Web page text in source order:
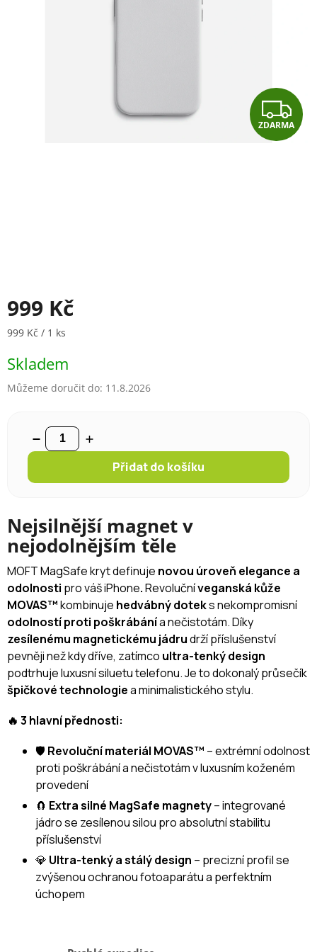
Z
D
ZDARMA
999 Kč
Měrná cena:
999 Kč / 1 ks
Skladem
Můžeme doručit do: 11.8.2026
Přidat do košíku
Nejsilnější magnet v
nejodolnějším těle
MOFT MagSafe kryt definuje novou úroveň elegance a
odolnosti pro váš iPhone.Revolučníveganská kůže
MOVAS™kombinuje hedvábný doteks nekompromisní
odolností proti poškrábánía nečistotám. Díky
zesílenému magnetickému jádrudrží příslušenství
pevněji než kdy dříve, zatímco ultra-tenký design
podtrhuje luxusní siluetu telefonu. Je to dokonalý průsečík
špičkové technologiea minimalistického stylu.
🔥 3 hlavní přednosti:
🛡️ Revoluční materiál MOVAS™ – extrémní odolnost
proti poškrábání a nečistotám v luxusním koženém
provedení
🧲 Extra silné MagSafe magnety– integrované
jádro se zesílenou silou pro absolutní stabilitu
příslušenství
💎 Ultra-tenký a stálý design – precizní profil se
zvýšenou ochranou fotoaparátu a perfektním
úchopem